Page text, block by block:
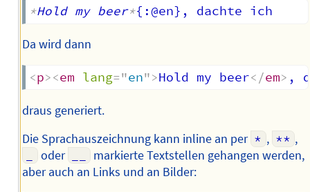
*Hold my beer*
Da wird dann
<p><em lang="en">Hold my beer</em> ,
draus generiert.
Die Sprachauszeichnung kann inline an per * , ** ,
oder
markierte Textstellen gehangen werden,
aber auch an Links und an Bilder: